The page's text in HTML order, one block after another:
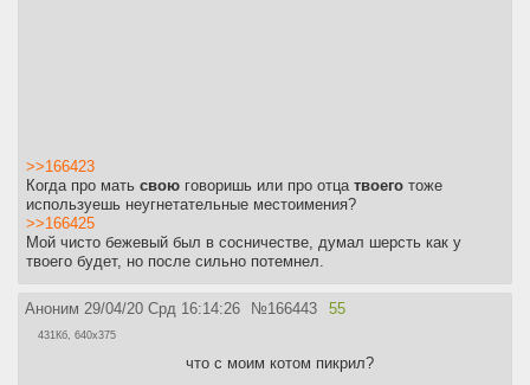
>>166423
Когда про мать свою говоришь или про отца твоего тоже
используешь неугнетательные местоимения?
>>166425
Мой чисто бежевый был в сосничестве, думал шерсть как у
твоего будет, но после сильно потемнел.
Аноним 29/04/20 Срд 16:14:26 №166443 55
431Кб, 640x375
что с моим котом пикрил?